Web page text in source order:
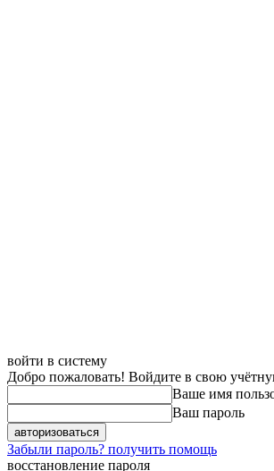
войти в систему
Добро пожаловать! Войдите в свою
Ваше имя
Ваш пароль
Забыли пароль? получить помощь
восстановление пароля